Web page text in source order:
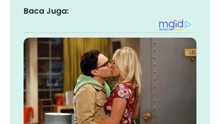
Baca Juga: